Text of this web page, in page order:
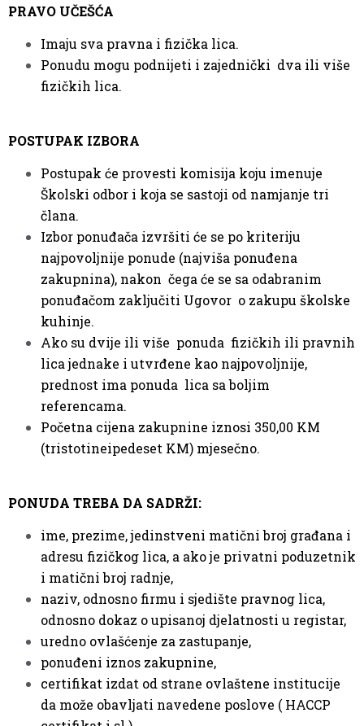
PRAVO UČEŠĆA
Imaju sva pravna i fizička lica.
Ponudu mogu podnijeti i zajednički dva ili više
fizičkih lica.
POSTUPAK IZBORA
Postupak će provesti komisija koju imenuje
Školski odbor i koja se sastoji od namjanje tri
člana.
Izbor ponuđača izvršiti će se po kriteriju
najpovoljnije ponude (najviša ponuđena
zakupnina), nakon čega će se sa odabranim
ponuđačom zaključiti Ugovor o zakupu školske
kuhinje.
Ako su dvije ili više ponuda fizičkih ili pravnih
lica jednake i utvrđene kao najpovoljnije,
prednost ima ponuda lica sa boljim
referencama.
Početna cijena zakupnine iznosi 350,00 KM
(tristotineipedeset KM) mjesečno.
PONUDA TREBA DA SADRŽI:
ime, prezime, jedinstveni matični broj građana i
adresu fizičkog lica, a ako je privatni poduzetnik
i matični broj radnje,
naziv, odnosno firmu i sjedište pravnog lica,
odnosno dokaz o upisanoj djelatnosti u registar,
uredno ovlašćenje za zastupanje,
ponuđeni iznos zakupnine,
certifikat izdat od strane ovlaštene institucije
da može obavljati navedene poslove ( HACCP